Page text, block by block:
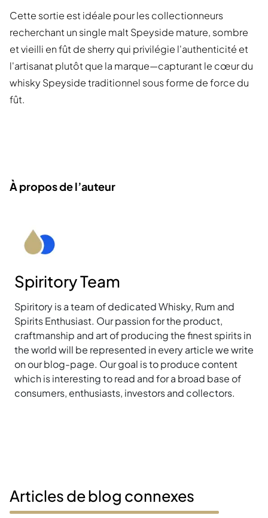
Cette sortie est idéale pour les collectionneurs
recherchant un single malt Speyside mature, sombre
et vieilli en fût de sherry qui privilégie l'authenticité et
l'artisanat plutôt que la marque—capturant le cœur du
whisky Speyside traditionnel sous forme de force du
fût.
À propos de l’auteur
Spiritory Team
Spiritory is a team of dedicated Whisky, Rum and
Spirits Enthusiast. Our passion for the product,
craftmanship and art of producing the finest spirits in
the world will be represented in every article we write
on our blog-page. Our goal is to produce content
which is interesting to read and for a broad base of
consumers, enthusiasts, investors and collectors.
Articles de blog connexes